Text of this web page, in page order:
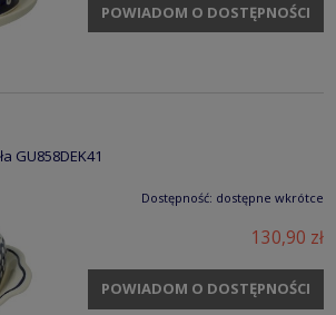
POWIADOM O DOSTĘPNOŚCI
GU858DEK41
Dostępność: dostępne wkrótce
130,90 zł
POWIADOM O DOSTĘPNOŚCI